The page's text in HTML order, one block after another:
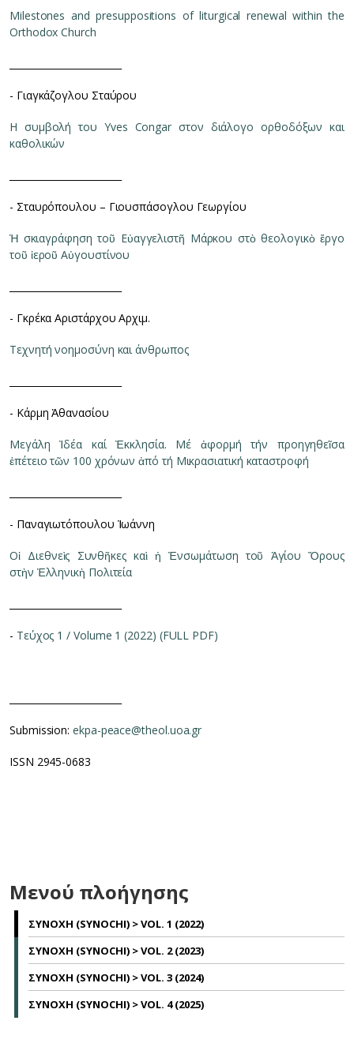
Milestones and presuppositions of liturgical renewal within the
Orthodox Church
- Γιαγκάζογλου Σταύρου
Η συμβολή του Yves Congar στον διάλογο ορθοδόξων και
καθολικών
- Σταυρόπουλου – Γιουσπάσογλου Γεωργίου
Ἡ σκιαγράφηση τοῦ Εὐαγγελιστῆ Μάρκου στὸ θεολογικὸ ἔργο
τοῦ ἱεροῦ Αὐγουστίνου
- Γκρέκα Αριστάρχου Αρχιμ.
Τεχνητή νοημοσύνη και άνθρωπος
- Κάρμη Ἀθανασίου
Μεγάλη Ἰδέα καί Ἐκκλησία. Μέ ἀφορμή τήν προηγηθεῖσα
ἐπέτειο τῶν 100 χρόνων ἀπό τή Μικρασιατική καταστροφή
- Παναγιωτόπουλου Ἰωάννη
Οἱ Διεθνεὶς Συνθῆκες καὶ ἡ Ἐνσωμάτωση τοῦ Ἁγίου Ὄρους
στὴν Ἑλληνικὴ Πολιτεία
- Τεύχος 1 / Volume 1 (2022) (FULL PDF)
Submission:ekpa-peace@theol.uoa.gr
ISSN 2945-0683
Μενού πλοήγησης
ΣΥΝΟΧΗ (SYNOCHI) > VOL. 1 (2022)
ΣΥΝΟΧΗ (SYNOCHI) > VOL. 2 (2023)
ΣΥΝΟΧΗ (SYNOCHI) > VOL. 3 (2024)
ΣΥΝΟΧΗ (SYNOCHI) > VOL. 4 (2025)